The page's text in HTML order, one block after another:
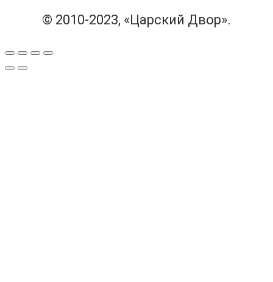
© 2010-2023, «Царский Двор».